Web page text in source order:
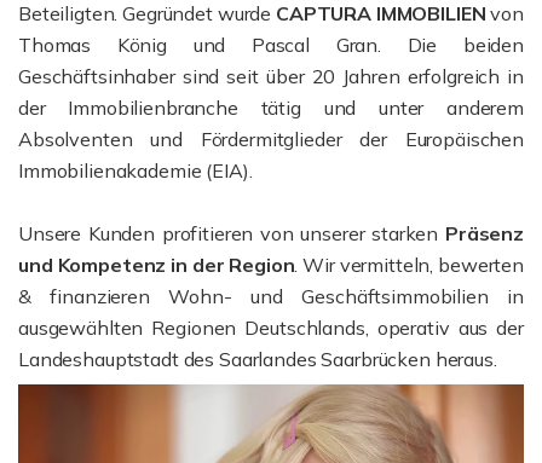
Beteiligten. Gegründet wurde CAPTURA IMMOBILIEN von
Thomas König und Pascal Gran. Die beiden
Geschäftsinhaber sind seit über 20 Jahren erfolgreich in
der Immobilienbranche tätig und unter anderem
Absolventen und Fördermitglieder der Europäischen
Immobilienakademie (EIA).
Unsere Kunden profitieren von unserer starken Präsenz
und Kompetenz in der Region. Wir vermitteln, bewerten
& finanzieren Wohn- und Geschäftsimmobilien in
ausgewählten Regionen Deutschlands, operativ aus der
Landeshauptstadt des Saarlandes Saarbrücken heraus.